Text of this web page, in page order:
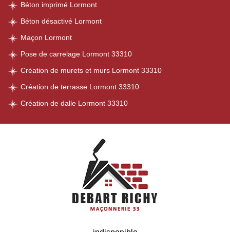
Béton imprimé Lormont
Béton désactivé Lormont
Maçon Lormont
Pose de carrelage Lormont 33310
Création de murets et murs Lormont 33310
Création de terrasse Lormont 33310
Création de dalle Lormont 33310